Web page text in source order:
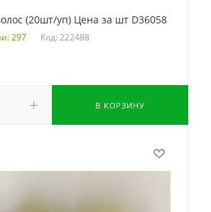
(20шт/уп) Цена за шт D36058
297 Код: 222488
В КОРЗИНУ